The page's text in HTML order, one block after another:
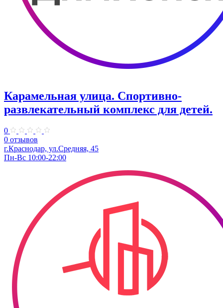
Карамельная улица. ​Спортивно-
развлекательный комплекс для детей.
0
0 отзывов
г.Краснодар, ул.Средняя, 45
Пн-Вс 10:00-22:00